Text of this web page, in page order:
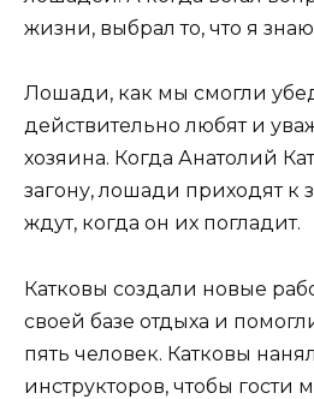
жизни, выбрал то, что я
Лошади, как мы смогли
действительно любят и
хозяина. Когда Анатолий
загону, лошади приходят к
ждут, когда он их погладит.
Катковы создали новые
своей базе отдыха и
пять человек. Катковы
инструкторов, чтобы гости